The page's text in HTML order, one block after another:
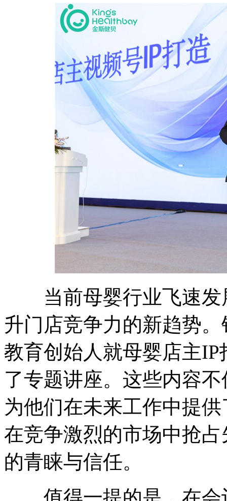
当前母婴行业飞速发
升门店竞争力的新趋势
教育创始人就母婴店主
了专题讲座。这些内容
为他们在未来工作中提
在竞争激烈的市场中抢
的青睐与信任。